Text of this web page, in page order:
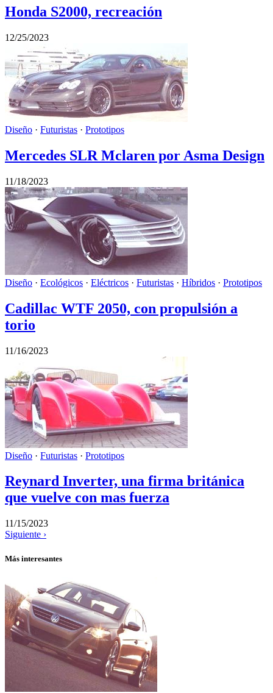
Honda S2000, recreación
12/25/2023
Diseño · Futuristas · Prototipos
Mercedes SLR Mclaren por Asma Design
11/18/2023
Diseño · Ecológicos · Eléctricos · Futuristas · Híbridos · Prototipos
Cadillac WTF 2050, con propulsión a
torio
11/16/2023
Diseño · Futuristas · Prototipos
Reynard Inverter, una firma británica
que vuelve con mas fuerza
11/15/2023
Siguiente ›
Más interesantes